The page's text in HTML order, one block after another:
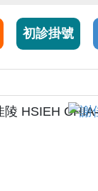
，從局部外用藥
用藥，進階到注
初診掛號